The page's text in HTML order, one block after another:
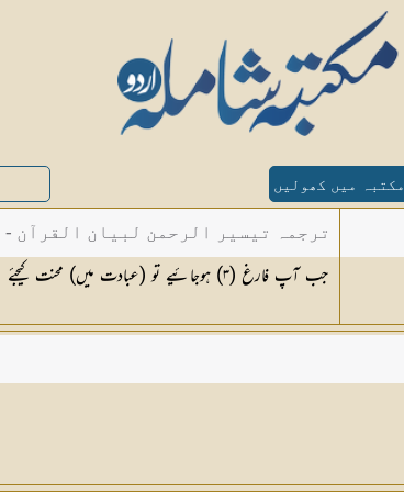
مکتبہ میں کھولیں
ترجمہ تیسیر الرحمن لبیان القرآن
جب آپ فارغ (٣) ہوجائیے تو (عبادت میں) محنت کیجئے